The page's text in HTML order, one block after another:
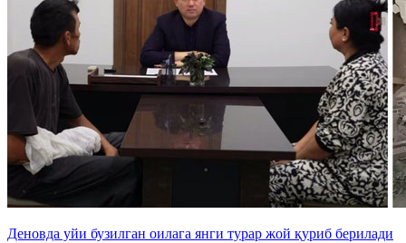
Деновда уйи бузилган оилага янги турар жой қуриб берилади